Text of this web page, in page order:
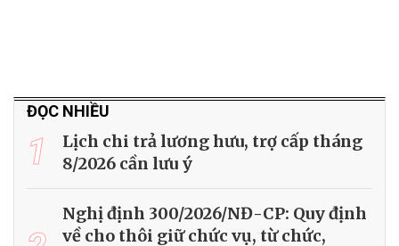
ĐỌC NHIỀU
1
Lịch chi trả lương hưu, trợ cấp tháng
8/2026 cần lưu ý
Nghị định 300/2026/NĐ-CP: Quy định
về cho thôi giữ chức vụ, từ chức,